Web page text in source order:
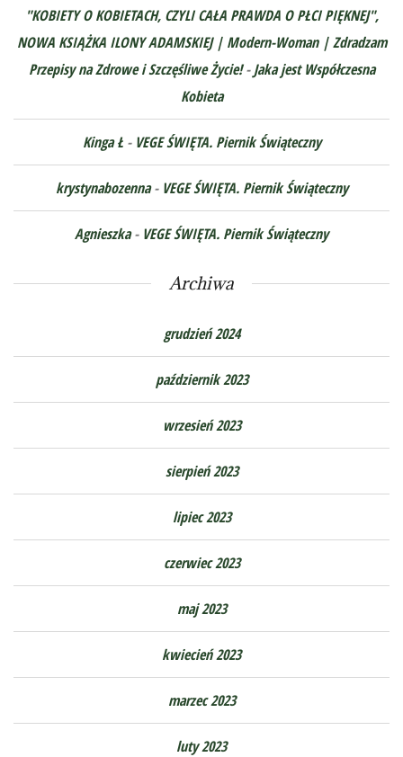
"KOBIETY O KOBIETACH, CZYLI CAŁA PRAWDA O PŁCI PIĘKNEJ",
NOWA KSIĄŻKA ILONY ADAMSKIEJ | Modern-Woman | Zdradzam
Przepisy na Zdrowe i Szczęśliwe Życie!-Jaka jest Współczesna
Kobieta
Kinga Ł- VEGE ŚWIĘTA. Piernik Świąteczny
krystynabozenna- VEGE ŚWIĘTA. Piernik Świąteczny
Agnieszka- VEGE ŚWIĘTA. Piernik Świąteczny
Archiwa
grudzień 2024
październik 2023
wrzesień 2023
sierpień 2023
lipiec 2023
czerwiec 2023
maj 2023
kwiecień 2023
marzec 2023
luty 2023